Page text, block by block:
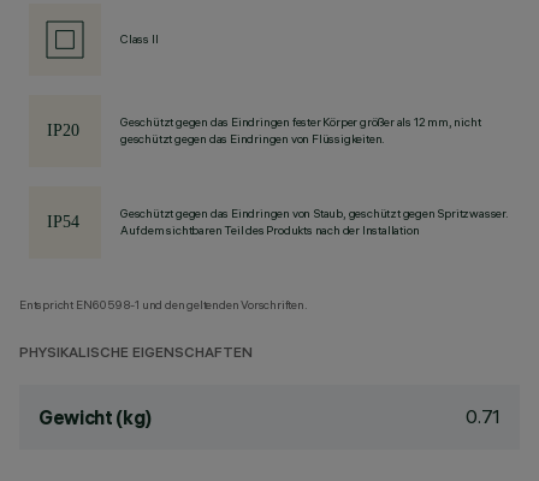
Class II
Geschützt gegen das Eindringen fester Körper größer als 12 mm, nicht
geschützt gegen das Eindringen von Flüssigkeiten.
Geschützt gegen das Eindringen von Staub, geschützt gegen Spritzwasser.
Auf dem sichtbaren Teil des Produkts nach der Installation
Entspricht EN60598-1 und den geltenden Vorschriften.
PHYSIKALISCHE EIGENSCHAFTEN
Gewicht (kg) 0.71